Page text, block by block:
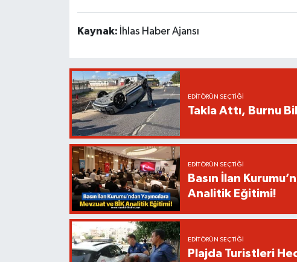
Kaynak: İhlas Haber Ajansı
EDITÖRÜN SEÇTIĞI
Takla Attı, Burnu
EDITÖRÜN SEÇTIĞI
Basın İlan
Analitik Eğitimi!
EDITÖRÜN SEÇTIĞI
Plajda Turistleri